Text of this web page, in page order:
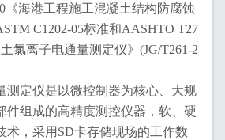
《海港工程施工混凝土结构防腐蚀
C1202-05标准和AASHTO T27
氯离子电通量测定仪》(JG/T261-2
测定仪是以微控制器为核心、大规
件组成的高精度测控仪器，软、硬
术，采用SD卡存储现场的工作数